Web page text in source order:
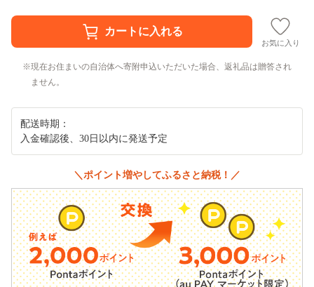
お気に入り
現在お住まいの自治体へ寄附申込いただいた場合、返礼品は贈答され
ません。
配送時期：
入金確認後、30日以内に発送予定
＼ポイント増やしてふるさと納税！／